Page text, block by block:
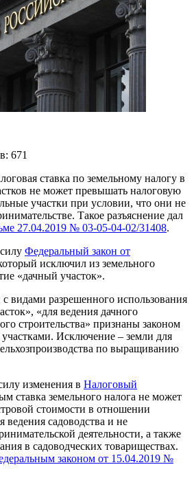
671
ставка по земельному налогу в
не может превышать налоговую
участки при условии, что они не
Такое разъяснение дал
27.04.2019 № 03-05-04-02/31408.
Федеральный закон от
исключил из земельного
«дачный участок».
видами разрешенного использования
«для ведения дачного
строительства» признаны законом
Исключение – земли для
по выращиванию
изменения в Налоговый
ставка земельного налога не может
стоимости в отношении
ведения садоводства и не
деятельности, а также
в садоводческих товариществах.
законом от 15.04.2019 №